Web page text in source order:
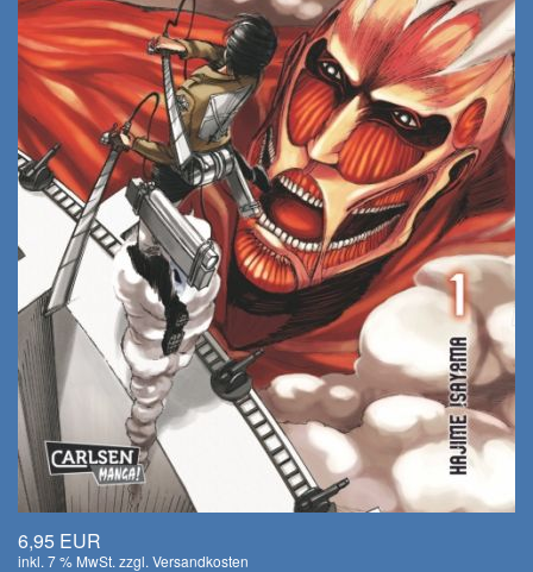
6,95 EUR
inkl. 7 % MwSt. zzgl. Versandkosten